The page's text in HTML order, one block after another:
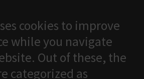
cookies to improve
while you navigate
Out of these, the
categorized as